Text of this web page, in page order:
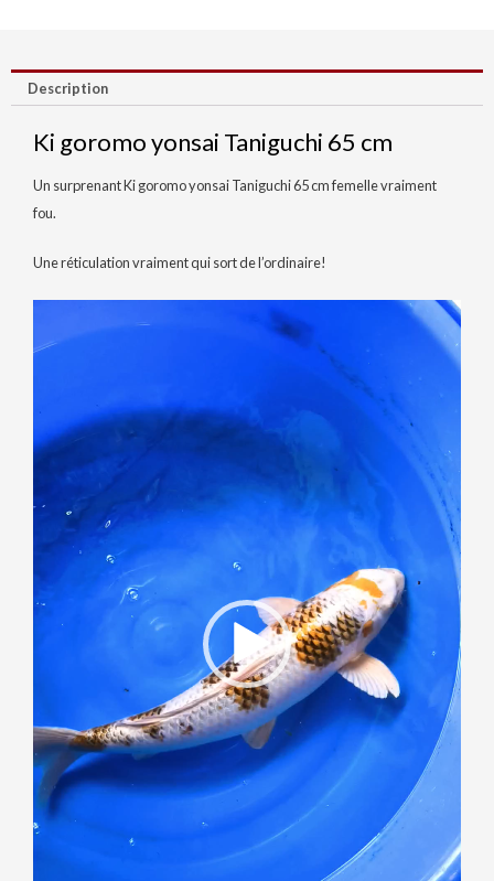
Description
Ki goromo yonsai Taniguchi 65 cm
Un surprenant Ki goromo yonsai Taniguchi 65 cm femelle vraiment
fou.
Une réticulation vraiment qui sort de l’ordinaire!
vidéo